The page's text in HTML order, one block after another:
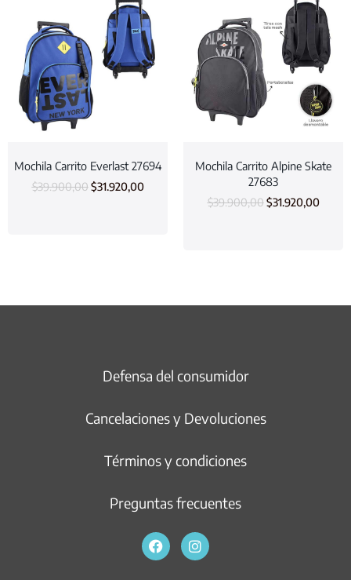
Mochila Carrito Everlast 27694
$39.900,00 $31.920,00
Mochila Carrito Alpine Skate
27683
$39.900,00 $31.920,00
Defensa del consumidor
Cancelaciones y Devoluciones
Términos y condiciones
Preguntas frecuentes